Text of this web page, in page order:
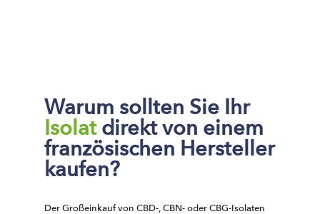
Warum sollten Sie Ihr
Isolatdirekt von einem
französischen Hersteller
kaufen?
Der Großeinkauf von CBD-, CBN- oder CBG-Isolaten